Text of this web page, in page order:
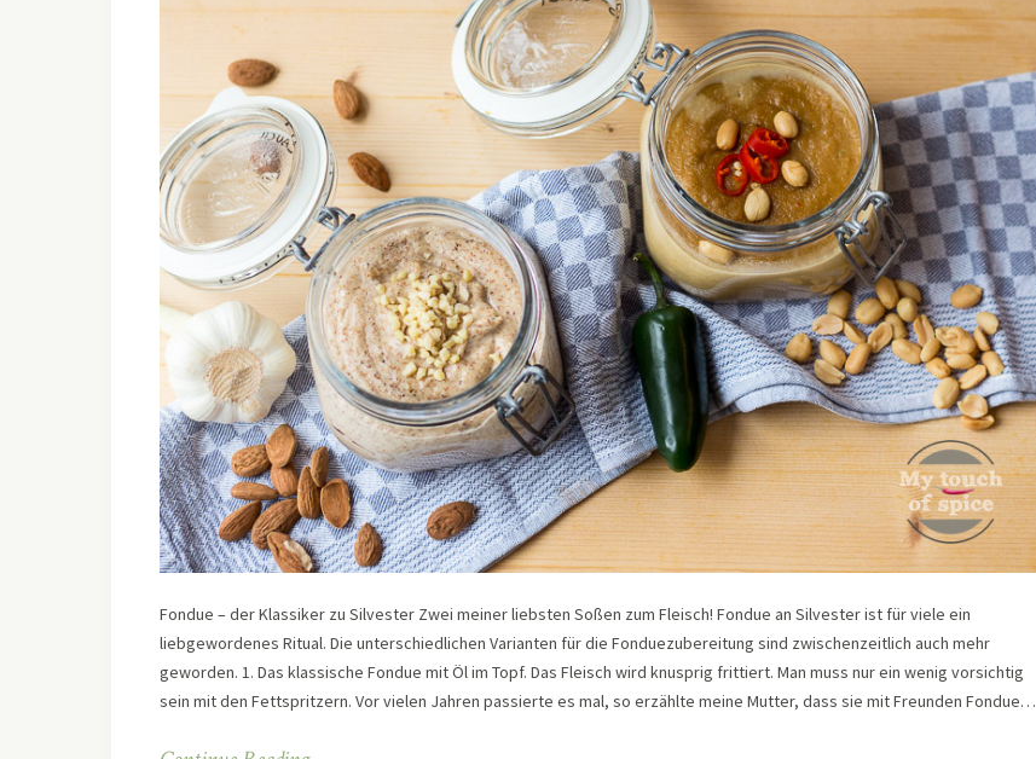
Fondue – der Klassiker zu Silvester Zwei meiner liebsten Soßen zum Fleisch! Fondue an Silvester ist für viele ein
liebgewordenes Ritual. Die unterschiedlichen Varianten für die Fonduezubereitung sind zwischenzeitlich auch mehr
geworden. 1. Das klassische Fondue mit Öl im Topf. Das Fleisch wird knusprig frittiert. Man muss nur ein wenig vorsichtig
sein mit den Fettspritzern. Vor vielen Jahren passierte es mal, so erzählte meine Mutter, dass sie mit Freunden Fondue…